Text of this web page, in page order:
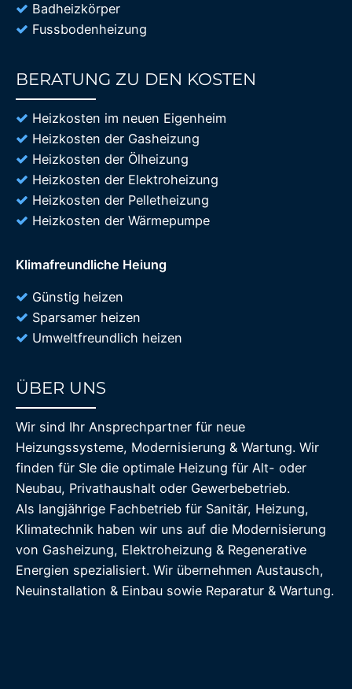
Badheizkörper
Fussbodenheizung
BERATUNG ZU DEN KOSTEN
Heizkosten im neuen Eigenheim
Heizkosten der Gasheizung
Heizkosten der Ölheizung
Heizkosten der Elektroheizung
Heizkosten der Pelletheizung
Heizkosten der Wärmepumpe
Klimafreundliche Heiung
Günstig heizen
Sparsamer heizen
Umweltfreundlich heizen
ÜBER UNS
Wir sind Ihr Ansprechpartner für neue
Heizungssysteme, Modernisierung & Wartung. Wir
finden für SIe die optimale Heizung für Alt- oder
Neubau, Privathaushalt oder Gewerbebetrieb.
Als langjährige Fachbetrieb für Sanitär, Heizung,
Klimatechnik haben wir uns auf die Modernisierung
von Gasheizung, Elektroheizung & Regenerative
Energien spezialisiert. Wir übernehmen Austausch,
Neuinstallation & Einbau sowie Reparatur & Wartung.